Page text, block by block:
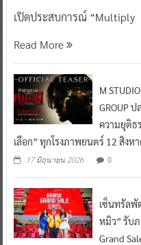
เปิดประสบการณ์ “Multiply
Read More
M
GROUP
ความยุติธ
เลือก” ทุกโรงภาพยนตร์ 12 สิงห
17 มิถุนายน 2026 0
เซ็นทรัลพั
หมิว” รับภ
Grand